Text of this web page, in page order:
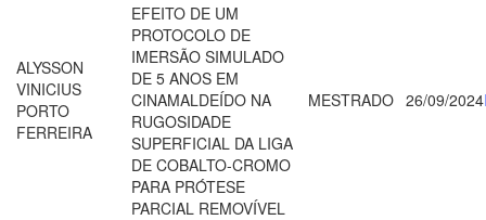
ALYSSON
VINICIUS
PORTO
FERREIRA
EFEITO DE UM
PROTOCOLO DE
IMERSÃO SIMULADO
DE 5 ANOS EM
CINAMALDEÍDO NA
RUGOSIDADE
SUPERFICIAL DA LIGA
DE COBALTO-CROMO
PARA PRÓTESE
PARCIAL REMOVÍVEL
MESTRADO 26/09/2024